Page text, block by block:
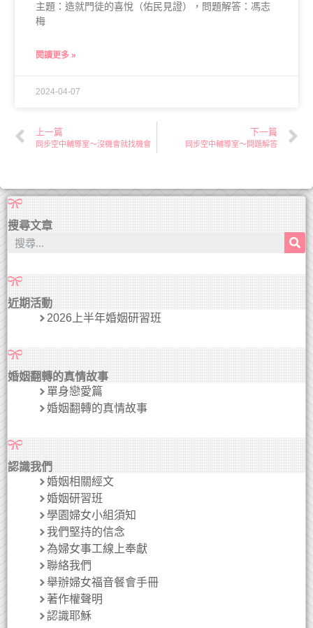
主題：造就門徒的喜悅（佑民見證），問題解答：馮志
梅
閱讀更多 »
2024-04-07
上一篇
同步空中輔導室～沒機會就找機會
下一篇
同步空中輔導室～問題解答
搜尋文章
近期活動
2026上半年婚姻研習班
婚姻翻轉的真情故事
單身戀愛篇
婚姻翻轉的真情故事
認識我們
婚姻相關經文
婚姻研習班
學園婦女小組須知
我們堅持的信念
為婦女事工線上奉獻
聯絡我們
舉辦婦女福音餐會手冊
著作權聲明
認識耶穌